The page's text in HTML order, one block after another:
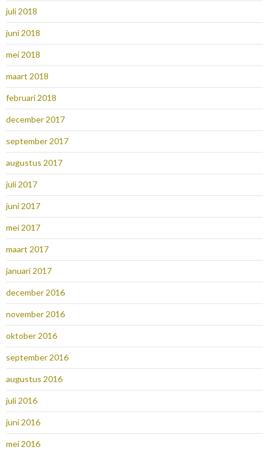
juli 2018
juni 2018
mei 2018
maart 2018
februari 2018
december 2017
september 2017
augustus 2017
juli 2017
juni 2017
mei 2017
maart 2017
januari 2017
december 2016
november 2016
oktober 2016
september 2016
augustus 2016
juli 2016
juni 2016
mei 2016